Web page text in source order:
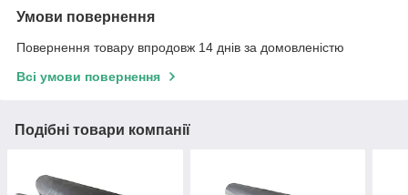
Умови повернення
Повернення товару впродовж 14 днів за домовленістю
Всі умови повернення
Подібні товари компанії